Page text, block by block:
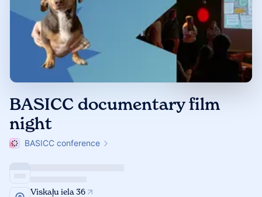
BASICC documentary film
night
BASICC conference
Viskaļu iela 36